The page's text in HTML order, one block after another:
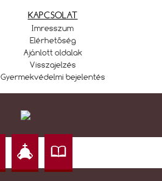
KAPCSOLAT
Imresszum
Elérhetőség
Ajánlott oldalak
Visszajelzés
Gyermekvédelmi bejelentés